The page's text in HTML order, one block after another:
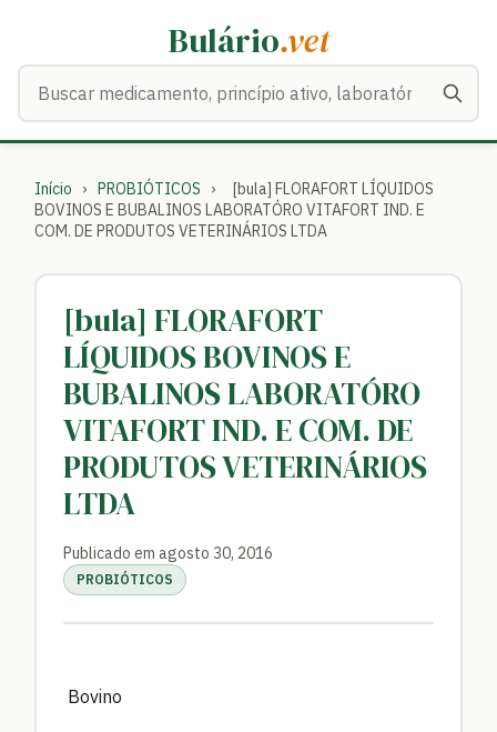
Bulário.vet
Início › PROBIÓTICOS ›
[bula] FLORAFORT LÍQUIDOS
BOVINOS E BUBALINOS LABORATÓRO VITAFORT IND. E
COM. DE PRODUTOS VETERINÁRIOS LTDA
[bula] FLORAFORT
LÍQUIDOS BOVINOS E
BUBALINOS LABORATÓRO
VITAFORT IND. E COM. DE
PRODUTOS VETERINÁRIOS
LTDA
Publicado em agosto 30, 2016
PROBIÓTICOS
Bovino